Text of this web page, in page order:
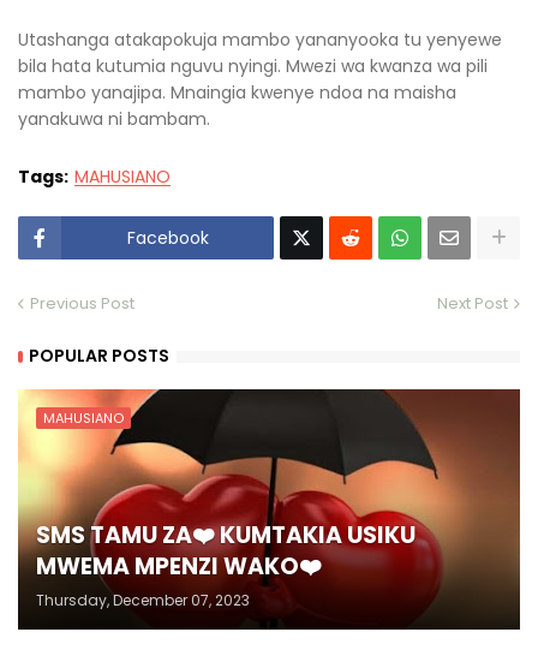
Utashanga atakapokuja mambo yananyooka tu yenyewe
bila hata kutumia nguvu nyingi. Mwezi wa kwanza wa pili
mambo yanajipa. Mnaingia kwenye ndoa na maisha
yanakuwa ni bambam.
Tags: MAHUSIANO
Facebook
Previous Post Next Post
POPULAR POSTS
MAHUSIANO
SMS TAMU ZA❤️ KUMTAKIA USIKU
MWEMA MPENZI WAKO❤️
Thursday, December 07, 2023